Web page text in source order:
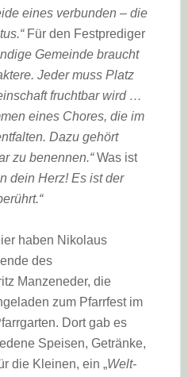
eines verbunden – die
Für den Festprediger
Gemeinde braucht
Jeder muss Platz
fruchtbar wird …
eines Chores, die im
Dazu gehört
zu benennen.“Was ist
dein Herz! Es ist der
haben Nikolaus
des
Manzeneder, die
zum Pfarrfest im
Dort gab es
Speisen, Getränke,
die Kleinen, ein „Welt-